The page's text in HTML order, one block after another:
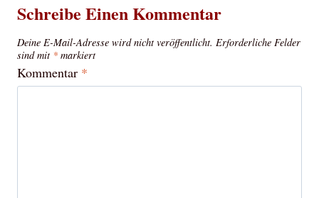
Schreibe Einen Kommentar
Deine E-Mail-Adresse wird nicht veröffentlicht. Erforderliche Felder
sind mit * markiert
Kommentar *